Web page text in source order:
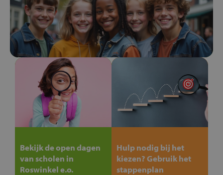
Bekijk de open dagen
van scholen in
Roswinkel e.o.
Hulp nodig bij het
kiezen? Gebruik het
stappenplan